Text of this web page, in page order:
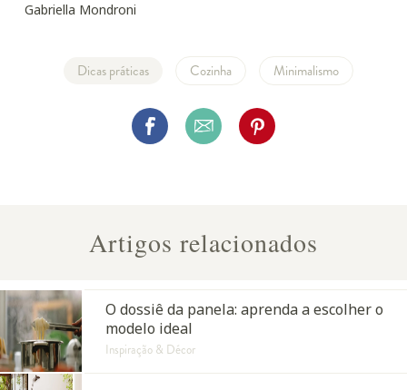
Gabriella Mondroni
Dicas práticas Cozinha Minimalismo
Artigos relacionados
O dossiê da panela: aprenda a escolher o
modelo ideal
Inspiração & Décor